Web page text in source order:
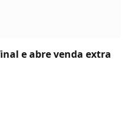
e abre venda extra